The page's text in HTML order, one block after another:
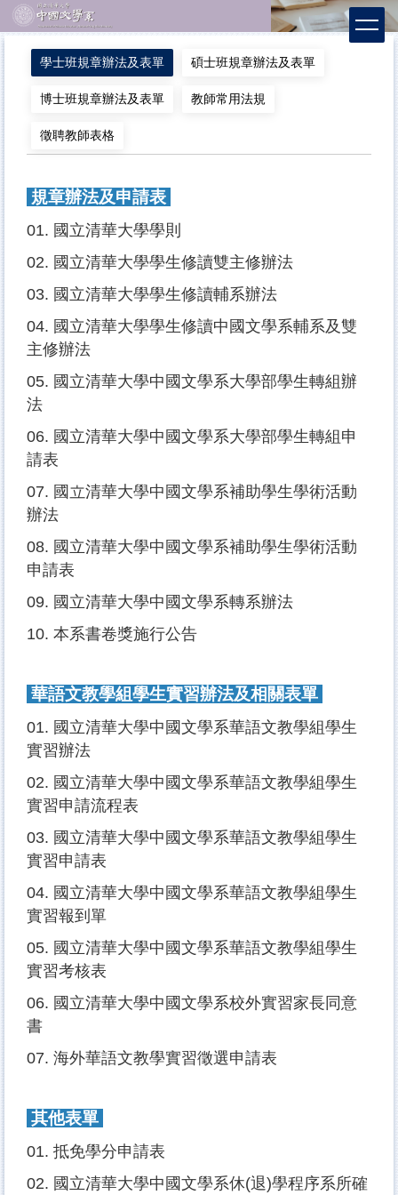
跳
到
學士班規章辦法及表單 碩士班規章辦法及表單
博士班規章辦法及表單 教師常用法規
徵聘教師表格
規章辦法及申請表
01. 國立清華大學學則
02. 國立清華大學學生修讀雙主修辦法
03. 國立清華大學學生修讀輔系辦法
04. 國立清華大學學生修讀中國文學系輔系及雙
主修辦法
05. 國立清華大學中國文學系大學部學生轉組辦
法
06. 國立清華大學中國文學系大學部學生轉組申
請表
07. 國立清華大學中國文學系補助學生學術活動
辦法
08. 國立清華大學中國文學系補助學生學術活動
申請表
09. 國立清華大學中國文學系轉系辦法
10. 本系書卷獎施行公告
華語文教學組學生實習辦法及相關表單
01. 國立清華大學中國文學系華語文教學組學生
實習辦法
02. 國立清華大學中國文學系華語文教學組學生
實習申請流程表
03. 國立清華大學中國文學系華語文教學組學生
實習申請表
04. 國立清華大學中國文學系華語文教學組學生
實習報到單
05. 國立清華大學中國文學系華語文教學組學生
實習考核表
06. 國立清華大學中國文學系校外實習家長同意
書
07. 海外華語文教學實習徵選申請表
其他表單
01. 抵免學分申請表
02. 國立清華大學中國文學系休(退)學程序系所確